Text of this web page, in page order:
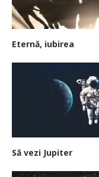
Eternă, iubirea
Să vezi Jupiter